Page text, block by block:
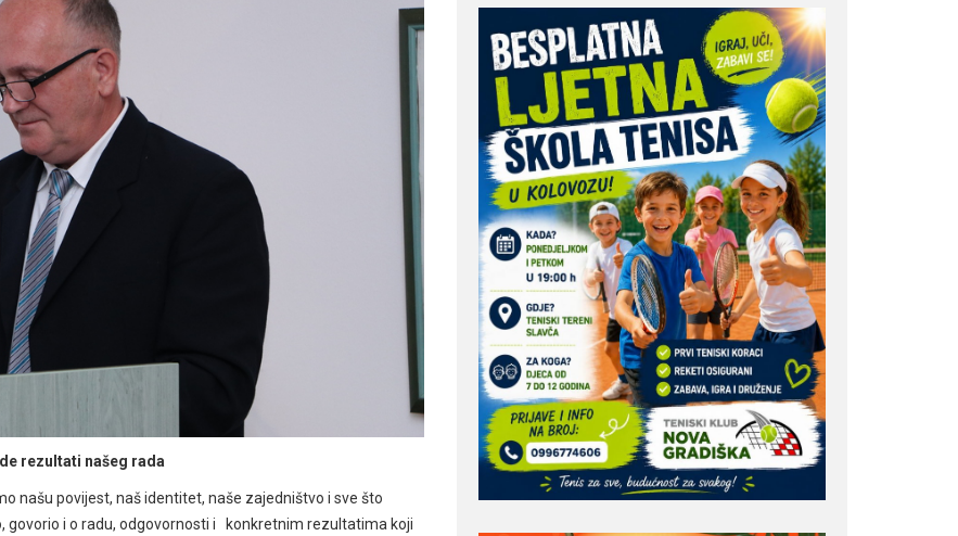
rezultati našeg rada
našu povijest, naš identitet, naše zajedništvo i sve što
govorio i o radu, odgovornosti i konkretnim rezultatima koji